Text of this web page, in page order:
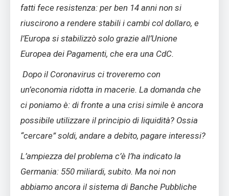
fatti fece resistenza: per ben 14 anni non si
riuscirono a rendere stabili i cambi col dollaro, e
l’Europa si stabilizzò solo grazie all’Unione
Europea dei Pagamenti, che era una CdC.
Dopo il Coronavirus ci troveremo con
un’economia ridotta in macerie. La domanda che
ci poniamo è: di fronte a una crisi simile è ancora
possibile utilizzare il principio di liquidità? Ossia
“cercare” soldi, andare a debito, pagare interessi?
L’ampiezza del problema c’è l’ha indicato la
Germania: 550 miliardi, subito. Ma noi non
abbiamo ancora il sistema di Banche Pubbliche